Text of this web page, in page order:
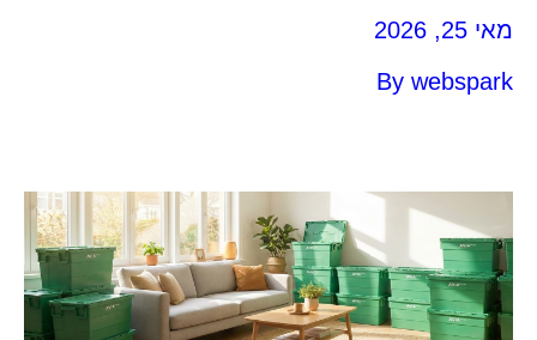
לעסק, אביה אחסנה מציעה לכם את מערך יחידות
האחסון המתקדם והגדול בישראל.
מאי 25, 2026
By webspark